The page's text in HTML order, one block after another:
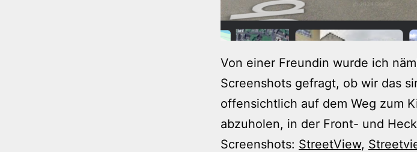
Von einer Freundin wurde ich
Screenshots gefragt, ob wir das
offensichtlich auf dem Weg zum
abzuholen, in der Front- und
Screenshots: StreetView,